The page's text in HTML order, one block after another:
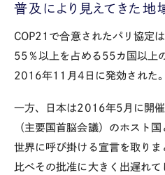
普及により見えてきた地
COP21で合意されたパリ協定
55％以上を占める55カ国以上
2016年11月4日に発効された。
一方、日本は2016年5月に開
（主要国首脳会議）のホスト
世界に呼び掛ける宣言を取り
比べその批准に大きく出遅れ